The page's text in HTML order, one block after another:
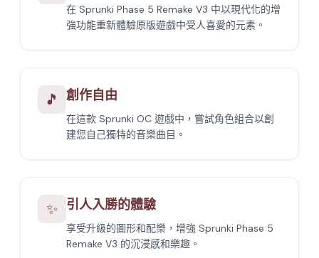
在 Sprunki Phase 5 Remake V3 中以現代化的增
強功能重新體驗原版遊戲中受人喜愛的元素。
🎵 創作自由
在這款 Sprunki OC 遊戲中，嘗試角色組合以創
建您自己獨特的音樂曲目。
✨ 引人入勝的體驗
享受升級的圖形和配樂，增強 Sprunki Phase 5
Remake V3 的沉浸感和樂趣。